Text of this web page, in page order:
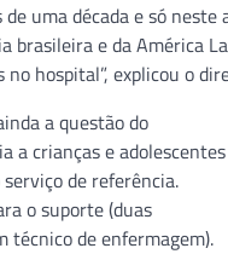
uma década e só neste
brasileira e da América
hospital”, explicou o
a questão do
a crianças e
de referência.
o suporte (duas
de enfermagem).